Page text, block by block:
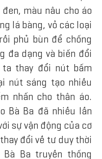
màu nâu cho áo
lá bàng, vỏ các loại
phủ bùn để chống
đa dạng và biến đổi
thay đổi nút bấm
nút sáng tạo nhiều
nhấn cho thân áo.
Bà Ba đã nhiều lần
sự vận động của cơ
đổi về tư duy thời
Ba truyền thống